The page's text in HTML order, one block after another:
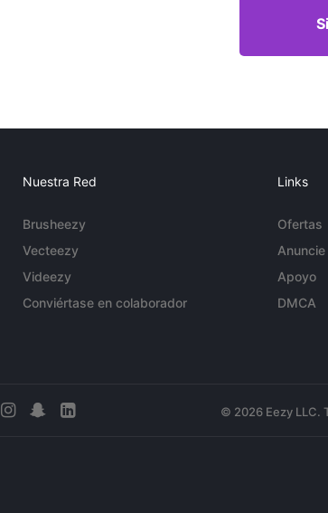
Nuestra Red
Brusheezy
Vecteezy
Videezy
Conviértase en colaborador
Links
Ofertas
Anuncie
Apoyo
DMCA
© 2026 Eezy LLC.